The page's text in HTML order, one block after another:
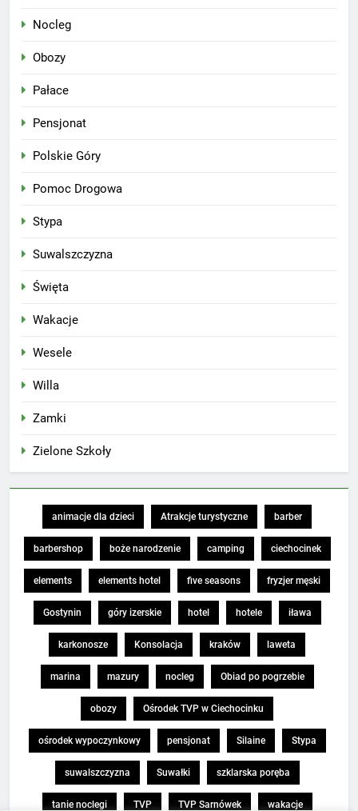
Nocleg
Obozy
Pałace
Pensjonat
Polskie Góry
Pomoc Drogowa
Stypa
Suwalszczyzna
Święta
Wakacje
Wesele
Willa
Zamki
Zielone Szkoły
animacje dla dzieci Atrakcje turystyczne barber
barbershop boże narodzenie camping ciechocinek
elements elements hotel five seasons fryzjer męski
Gostynin góry izerskie hotel hotele iława
karkonosze Konsolacja kraków laweta
marina mazury nocleg Obiad po pogrzebie
obozy Ośrodek TVP w Ciechocinku
ośrodek wypoczynkowy pensjonat Silaine Stypa
suwalszczyzna Suwałki szklarska poręba
tanie noclegi TVP TVP Sarnówek wakacje